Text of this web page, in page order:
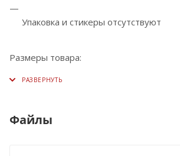
Упаковка и стикеры отсутствуют
Размеры товара:
Файлы